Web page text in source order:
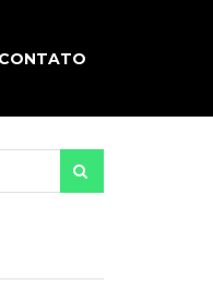
CONTATO